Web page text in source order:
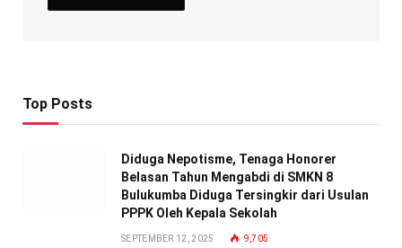
Top Posts
Diduga Nepotisme, Tenaga Honorer
Belasan Tahun Mengabdi di SMKN 8
Bulukumba Diduga Tersingkir dari Usulan
PPPK Oleh Kepala Sekolah
SEPTEMBER 12, 2025 9,705